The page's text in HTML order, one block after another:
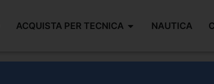
ACQUISTA PER TECNICA NAUTICA